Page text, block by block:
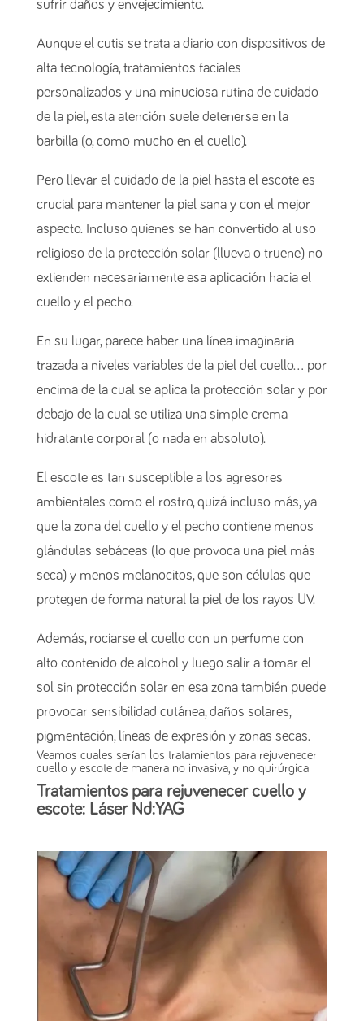
sufrir daños y envejecimiento.
Aunque el cutis se trata a diario con dispositivos de
alta tecnología, tratamientos faciales
personalizados y una minuciosa rutina de cuidado
de la piel, esta atención suele detenerse en la
barbilla (o, como mucho en el cuello).
Pero llevar el cuidado de la piel hasta el escote es
crucial para mantener la piel sana y con el mejor
aspecto. Incluso quienes se han convertido al uso
religioso de la protección solar (llueva o truene) no
extienden necesariamente esa aplicación hacia el
cuello y el pecho.
En su lugar, parece haber una línea imaginaria
trazada a niveles variables de la piel del cuello… por
encima de la cual se aplica la protección solar y por
debajo de la cual se utiliza una simple crema
hidratante corporal (o nada en absoluto).
El escote es tan susceptible a los agresores
ambientales como el rostro, quizá incluso más, ya
que la zona del cuello y el pecho contiene menos
glándulas sebáceas (lo que provoca una piel más
seca) y menos melanocitos, que son células que
protegen de forma natural la piel de los rayos UV.
Además, rociarse el cuello con un perfume con
alto contenido de alcohol y luego salir a tomar el
sol sin protección solar en esa zona también puede
provocar sensibilidad cutánea, daños solares,
pigmentación, líneas de expresión y zonas secas.
Veamos cuales serían los tratamientos para rejuvenecer
cuello y escote de manera no invasiva, y no quirúrgica
Tratamientos para rejuvenecer cuello y
escote: Láser Nd:YAG